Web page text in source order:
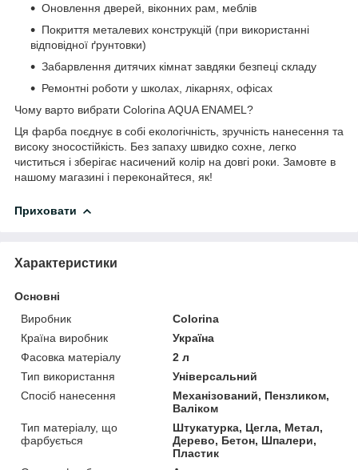
Оновлення дверей, віконних рам, меблів
Покриття металевих конструкцій (при використанні
відповідної ґрунтовки)
Забарвлення дитячих кімнат завдяки безпеці складу
Ремонтні роботи у школах, лікарнях, офісах
Чому варто вибрати Colorina AQUA ENAMEL?
Ця фарба поєднує в собі екологічність, зручність нанесення та
високу зносостійкість. Без запаху швидко сохне, легко
чиститься і зберігає насичений колір на довгі роки. Замовте в
нашому магазині і переконайтеся, як!
Приховати
Характеристики
Основні
Виробник
Colorina
Країна виробник
Україна
Фасовка матеріалу
2 л
Тип використання
Універсальний
Спосіб нанесення
Механізований, Пензликом,
Валіком
Тип матеріалу, що
фарбується
Штукатурка, Цегла, Метал,
Дерево, Бетон, Шпалери,
Пластик